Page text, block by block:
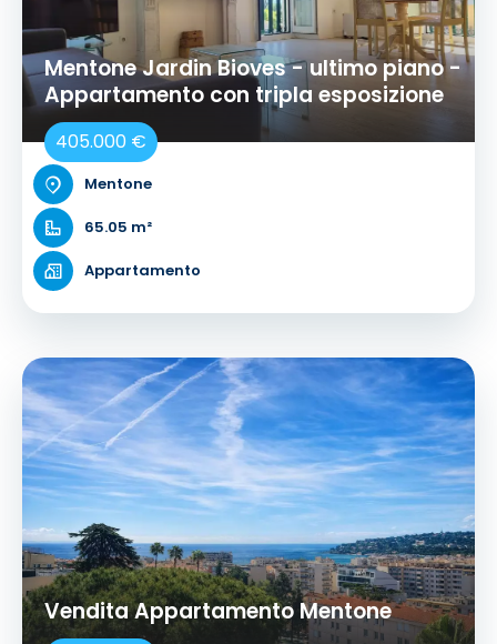
Mentone Jardin Bioves - ultimo piano -
Appartamento con tripla esposizione
405.000 €
Mentone
65.05 m²
Appartamento
Vendita Appartamento Mentone